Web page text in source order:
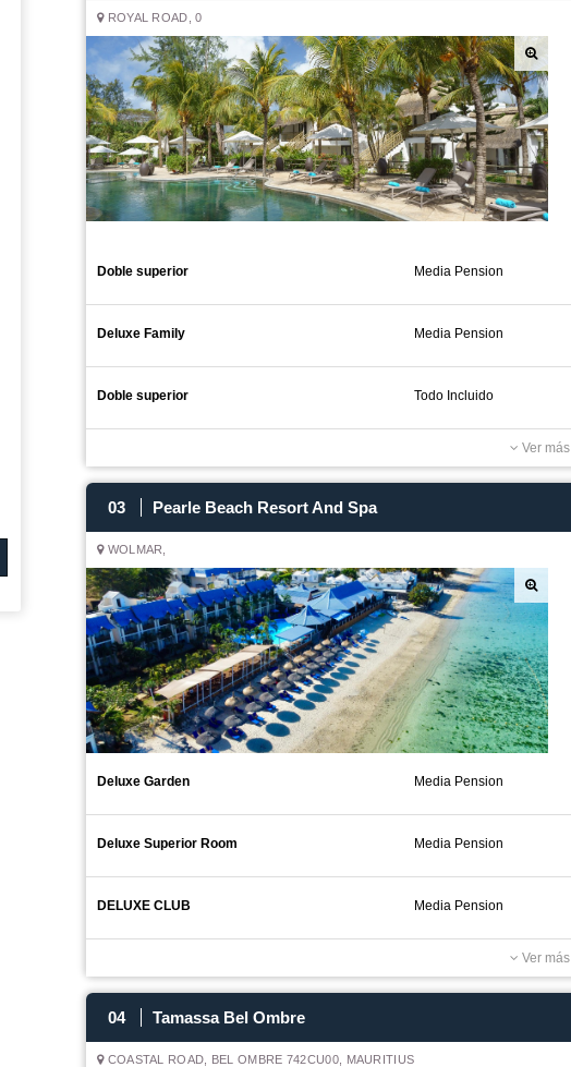
ROYAL ROAD, 0
Doble superior Media Pension
Deluxe Family Media Pension
Doble superior Todo Incluido
Ver
03 Pearle Beach Resort And Spa
WOLMAR,
Deluxe Garden Media Pension
Deluxe Superior Room Media Pension
DELUXE CLUB Media Pension
Ver
04 Tamassa Bel Ombre
COASTAL ROAD, BEL OMBRE 742CU00, MAURITIUS